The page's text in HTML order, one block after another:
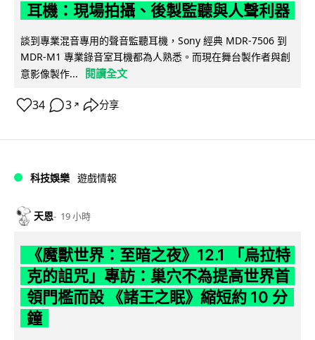
耳機：現場拍攝、後製監聽與人聲利器
談到專業混音專用的聲音監聽耳機，Sony 經典 MDR-7506 到
MDR-M1 專業錄音室耳機都為人熟悉。而現在舞台製作者與創
意影像製作...
閱讀全文
34 3 ↗ 分享
科技娛樂 遊戲情報
天恩 19 小時
《魔獸世界：至暗之夜》12.1 「烏拉特
克的詛咒」專訪：巢穴不為提高世界首
領門檻而設 《諸王之眠》縮短約 10 分
鐘